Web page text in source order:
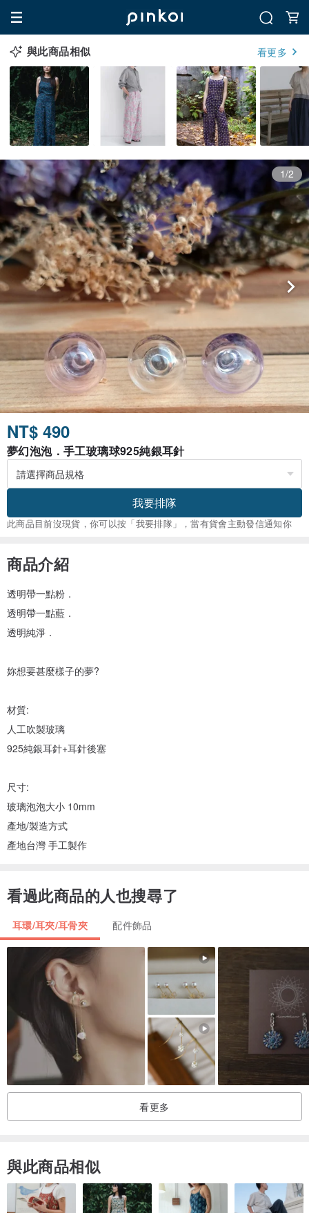
與此商品相似 看更多
1/2
NT$ 490
夢幻泡泡．手工玻璃球925純銀耳針
我要排隊
此商品目前沒現貨，你可以按「我要排隊」，當有貨會主動發信通知你
商品介紹
透明帶一點粉．
透明帶一點藍．
透明純淨．
妳想要甚麼樣子的夢?
材質:
人工吹製玻璃
925純銀耳針+耳針後塞
尺寸:
玻璃泡泡大小 10mm
產地/製造方式
產地台灣 手工製作
看過此商品的人也搜尋了
耳環/耳夾/耳骨夾 配件飾品
看更多
與此商品相似